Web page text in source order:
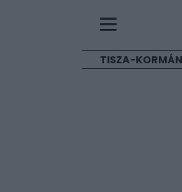
TISZA-